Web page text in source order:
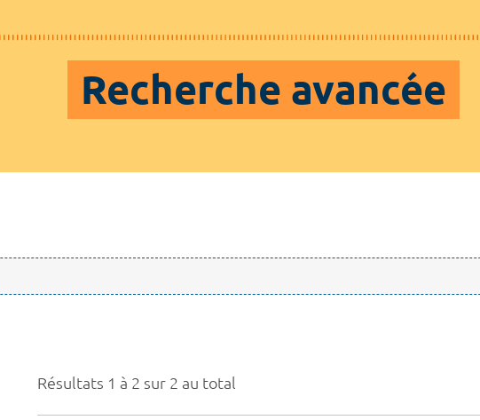
Recherche avancée
Résultats 1 à 2 sur 2 au total